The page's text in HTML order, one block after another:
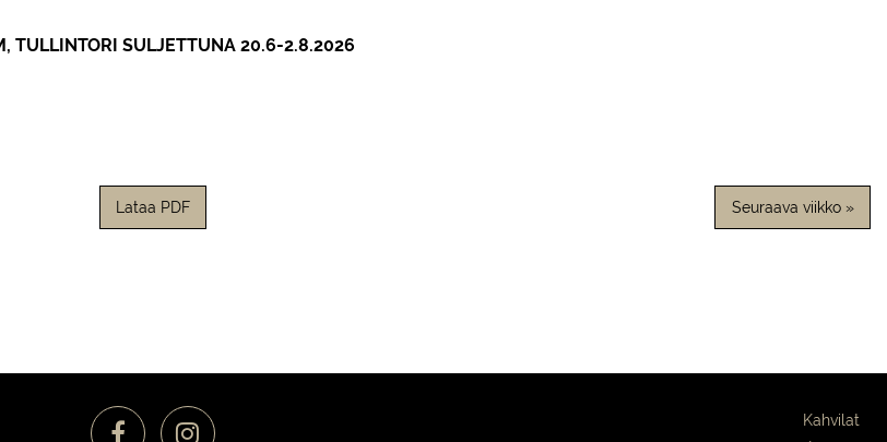
TULLINTORI SULJETTUNA 20.6-2.8.2026
Lataa PDF Seuraava viikko »
Kahvilat